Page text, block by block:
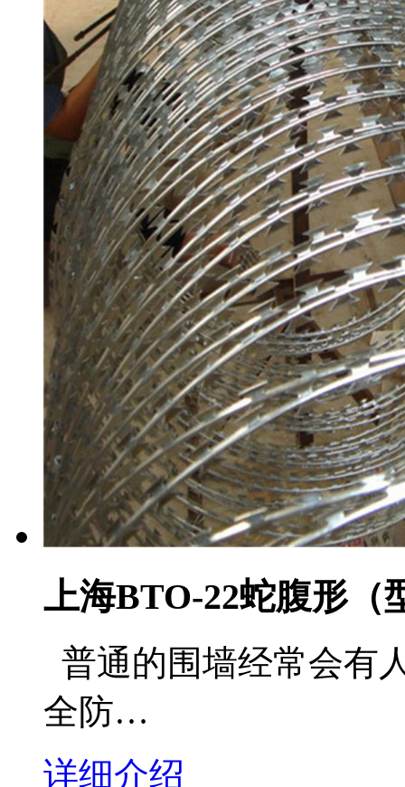
上海BTO-22蛇腹形（
普通的围墙经常会有
全防…
详细介绍